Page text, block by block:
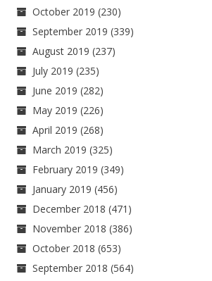
October 2019 (230)
September 2019 (339)
August 2019 (237)
July 2019 (235)
June 2019 (282)
May 2019 (226)
April 2019 (268)
March 2019 (325)
February 2019 (349)
January 2019 (456)
December 2018 (471)
November 2018 (386)
October 2018 (653)
September 2018 (564)